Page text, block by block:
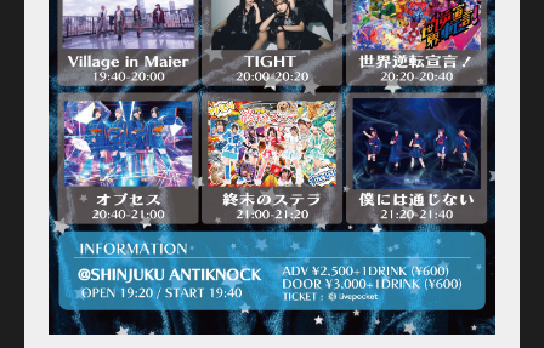
Equipment
For Artists
Access
Contact
Online Store